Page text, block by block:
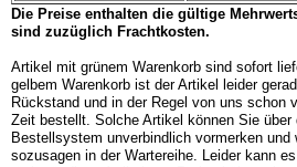
Die Preise enthalten die gültige
sind zuzüglich Frachtkosten.
Artikel mit grünem Warenkorb sind sofort
gelbem Warenkorb ist der Artikel leider
Rückstand und in der Regel von uns schon
Zeit bestellt. Solche Artikel können Sie über
Bestellsystem unverbindlich vormerken und
sozusagen in der Wartereihe. Leider kann